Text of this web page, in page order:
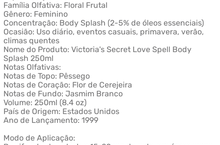
Família Olfativa: Floral Frutal
Gênero: Feminino
Concentração: Body Splash (2-5% de óleos essenciais)
Ocasião: Uso diário, eventos casuais, primavera, verão,
climas quentes
Nome do Produto: Victoria's Secret Love Spell Body
Splash 250ml
Notas Olfativas:
Notas de Topo: Pêssego
Notas de Coração: Flor de Cerejeira
Notas de Fundo: Jasmim Branco
Volume: 250ml (8.4 oz)
País de Origem: Estados Unidos
Ano de Lançamento: 1999
Modo de Aplicação: